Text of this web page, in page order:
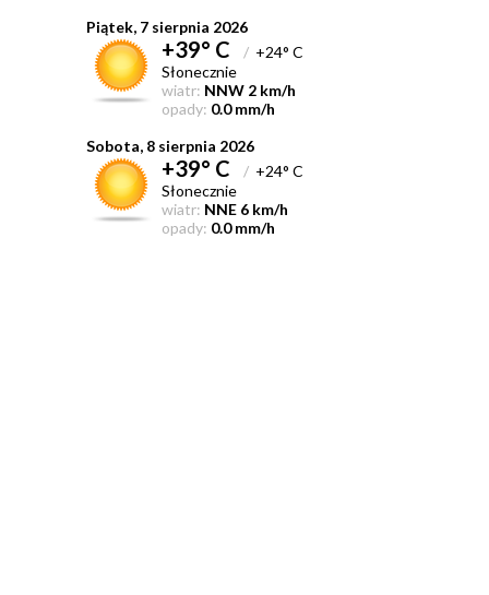
Piątek, 7 sierpnia 2026
+39° C /+24° C
Słonecznie
wiatr: NNW 2 km/h
opady: 0.0 mm/h
Sobota, 8 sierpnia 2026
+39° C /+24° C
Słonecznie
wiatr: NNE 6 km/h
opady: 0.0 mm/h